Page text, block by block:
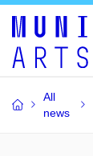
All
news